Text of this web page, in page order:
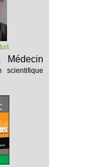
Médecin
scientifique